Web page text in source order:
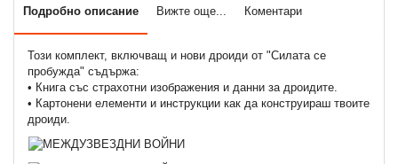
Подробно описание Вижте още... Коментари
Този комплект, включващ и нови дроиди от "Силата се
пробужда" съдържа:
• Книга със страхотни изображения и данни за дроидите.
• Картонени елементи и инструкции как да конструираш твоите
дроиди.